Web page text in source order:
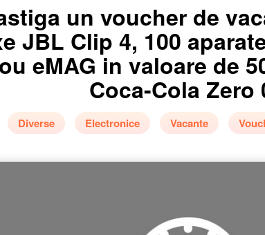
un voucher de
JBL Clip 4, 100
eMAG in valoare de
Coca-Cola Zero
Diverse Electronice Vacante